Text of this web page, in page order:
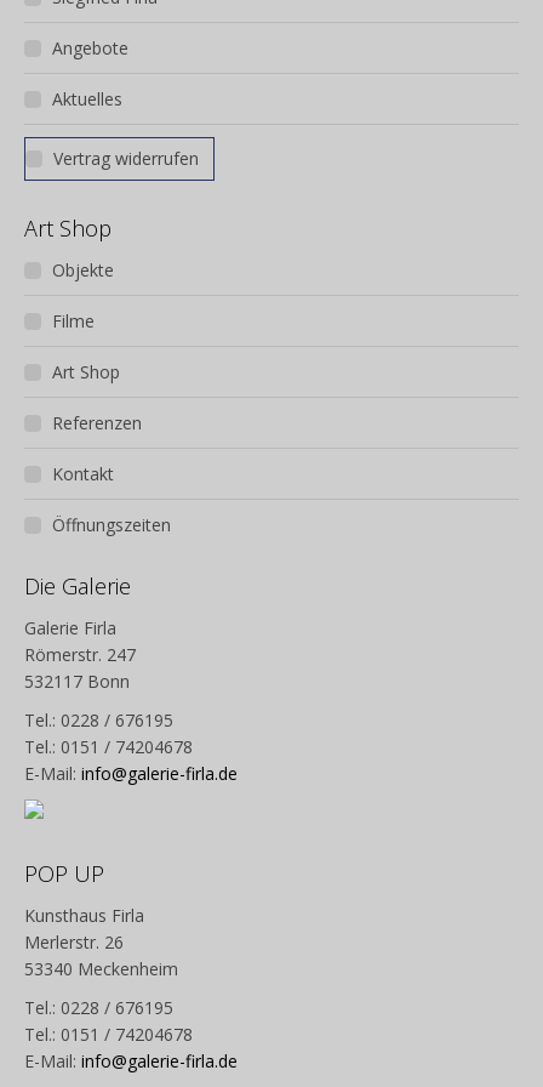
Angebote
Aktuelles
Vertrag widerrufen
Art Shop
Objekte
Filme
Art Shop
Referenzen
Kontakt
Öffnungszeiten
Die Galerie
Galerie Firla
Römerstr. 247
532117 Bonn
Tel.: 0228 / 676195
Tel.: 0151 / 74204678
E-Mail: info@galerie-firla.de
POP UP
Kunsthaus Firla
Merlerstr. 26
53340 Meckenheim
Tel.: 0228 / 676195
Tel.: 0151 / 74204678
E-Mail: info@galerie-firla.de